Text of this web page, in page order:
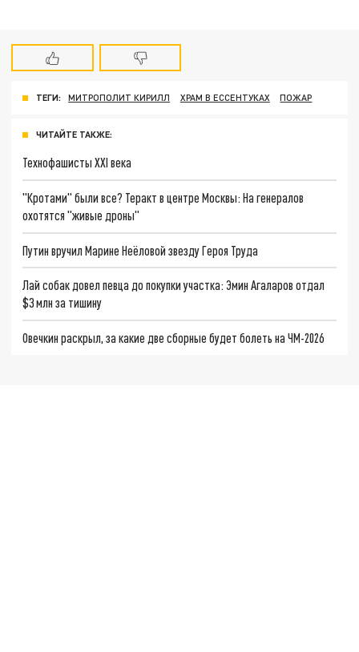
ТЕГИ: МИТРОПОЛИТ КИРИЛЛ ХРАМ В ЕССЕНТУКАХ ПОЖАР
ЧИТАЙТЕ ТАКЖЕ:
Технофашисты XXI века
"Кротами" были все? Теракт в центре Москвы: На генералов
охотятся "живые дроны"
Путин вручил Марине Неёловой звезду Героя Труда
Лай собак довел певца до покупки участка: Эмин Агаларов отдал
$3 млн за тишину
Овечкин раскрыл, за какие две сборные будет болеть на ЧМ-2026